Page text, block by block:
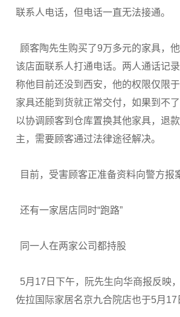
联系人电话，但电话一直无法接通。
顾客陶先生购买了9万多元的家具，
该店面联系人打通电话。两人通话记
称他目前还没到西安，他的权限仅限
家具还能到货就正常交付，如果到不
以协调顾客到仓库置换其他家具，退
主，需要顾客通过法律途径解决。
目前，受害顾客正准备资料向警方报
还有一家居店同时“跑路”
同一人在两家公司都持股
5月17日下午，阮先生向华商报反映
佐拉国际家居名京九合院店也于5月17